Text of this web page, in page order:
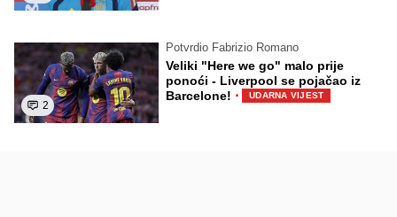
2
Potvrdio Fabrizio Romano
Veliki "Here we go" malo prije
ponoći - Liverpool se pojačao iz
Barcelone! · UDARNA VIJEST